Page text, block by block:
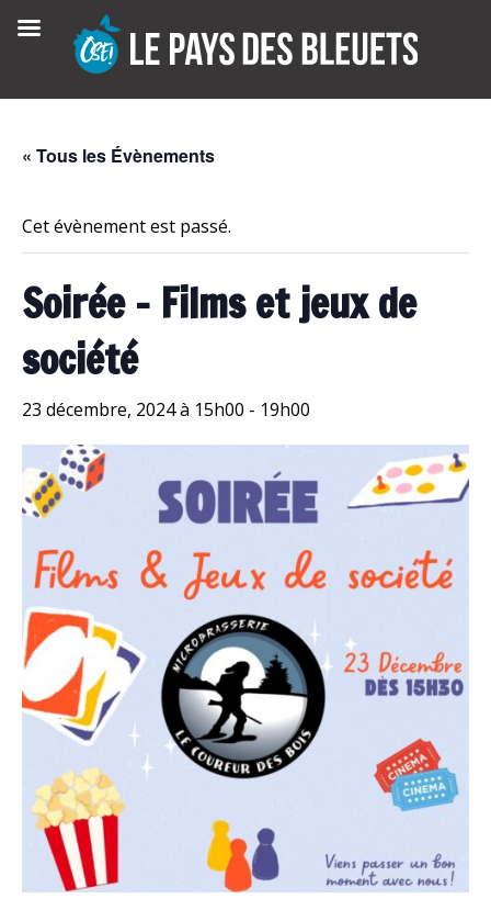
content
« Tous les Évènements
Cet évènement est passé.
Soirée – Films et jeux de
société
23 décembre, 2024 à 15h00 - 19h00